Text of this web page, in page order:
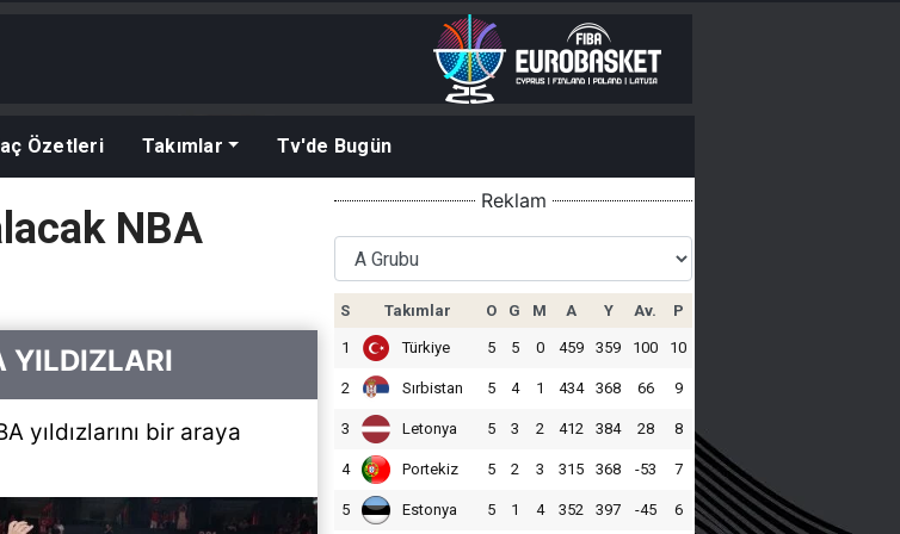
Özetleri Takımlar Tv'de Bugün
NBA
YILDIZLARI
yıldızlarını bir araya
Reklam
S Takımlar O G M A Y Av. P
1 Türkiye 5 5 0 459 359 100 10
2 Sırbistan 5 4 1 434 368 66 9
3 Letonya 5 3 2 412 384 28 8
4 Portekiz 5 2 3 315 368 -53 7
5 Estonya 5 1 4 352 397 -45 6